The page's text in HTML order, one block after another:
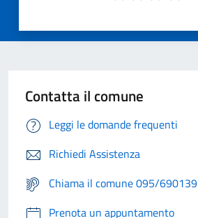
Contatta il comune
Leggi le domande frequenti
Richiedi Assistenza
Chiama il comune 095/690139
Prenota un appuntamento